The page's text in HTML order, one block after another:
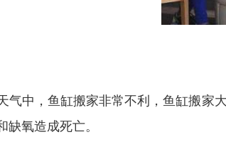
气中，鱼缸搬家非常不利，鱼缸搬
氧造成死亡。